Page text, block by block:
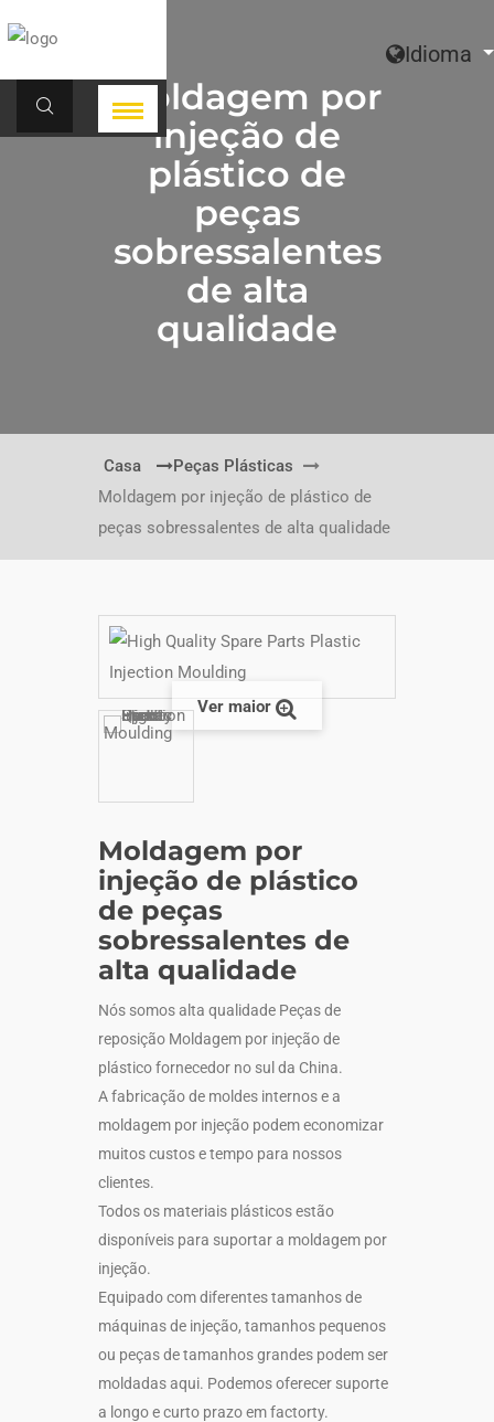
Idioma
Moldagem por
injeção de
plástico de
peças
sobressalentes
de alta
qualidade
Casa
Peças Plásticas
Moldagem por injeção de plástico de
peças sobressalentes de alta qualidade
Ver maior
Moldagem por
injeção de plástico
de peças
sobressalentes de
alta qualidade
Nós somos alta qualidade Peças de
reposição Moldagem por injeção de
plástico fornecedor no sul da China.
A fabricação de moldes internos e a
moldagem por injeção podem economizar
muitos custos e tempo para nossos
clientes.
Todos os materiais plásticos estão
disponíveis para suportar a moldagem por
injeção.
Equipado com diferentes tamanhos de
máquinas de injeção, tamanhos pequenos
ou peças de tamanhos grandes podem ser
moldadas aqui. Podemos oferecer suporte
a longo e curto prazo em factorty.